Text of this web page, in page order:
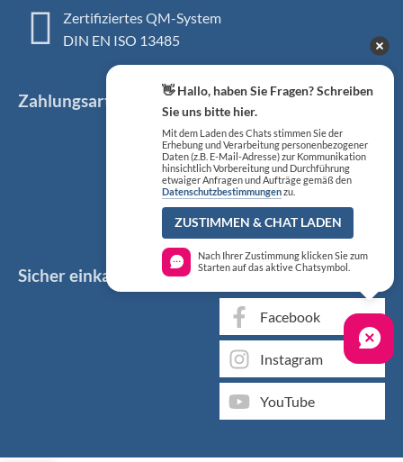
Zertifiziertes QM-System
DIN EN ISO 13485
Zahlungsarten
Sicher einkaufen Social Media
Facebook
Instagram
YouTube
👋 Hallo, haben Sie Fragen? Schreiben
Sie uns bitte hier.
Mit dem Laden des Chats stimmen Sie der
Erhebung und Verarbeitung personenbezogener
Daten (z.B. E-Mail-Adresse) zur Kommunikation
hinsichtlich Vorbereitung und Durchführung
etwaiger Anfragen und Aufträge gemäß den
Datenschutzbestimmungenzu.
ZUSTIMMEN & CHAT LADEN
Nach Ihrer Zustimmung klicken Sie zum
Starten auf das aktive Chatsymbol.